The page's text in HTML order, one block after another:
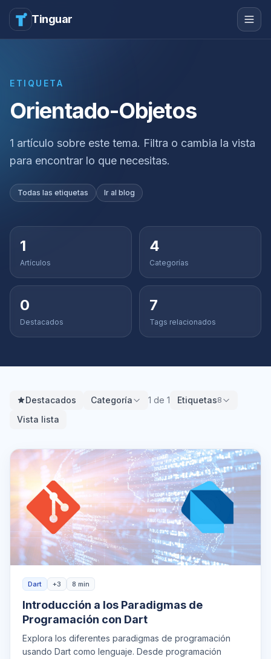
Tinguar
ETIQUETA
Orientado-Objetos
1 artículo sobre este tema. Filtra o cambia la vista
para encontrar lo que necesitas.
Todas las etiquetas Ir al blog
1
Artículos
4
Categorías
0
Destacados
7
Tags relacionados
Destacados Categoría 1 de 1 Etiquetas8
Vista lista
Dart +3 8 min
Introducción a los Paradigmas de
Programación con Dart
Explora los diferentes paradigmas de programación
usando Dart como lenguaje. Desde programación